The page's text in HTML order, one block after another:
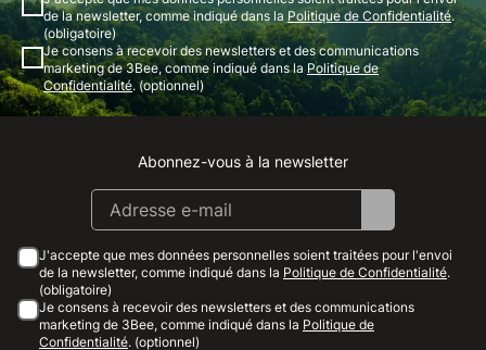
de la newsletter, comme indiqué dans la Politique de Confidentialité.
(obligatoire)
Je consens à recevoir des newsletters et des communications
marketing de 3Bee, comme indiqué dans la Politique de
Confidentialité. (optionnel)
Instagram
Facebook
Linkedin
Youtube
Abonnez-vous à la newsletter
J'accepte que mes données personnelles soient traitées pour l'envoi
de la newsletter, comme indiqué dans la Politique de Confidentialité.
(obligatoire)
Je consens à recevoir des newsletters et des communications
marketing de 3Bee, comme indiqué dans la Politique de
Confidentialité. (optionnel)